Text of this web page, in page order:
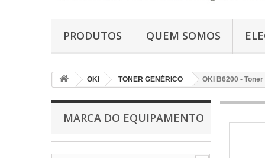
os
PRODUTOS QUEM SOMOS
OKI TONER GENÉRICO OKI B6200 -
MARCA DO EQUIPAMENTO